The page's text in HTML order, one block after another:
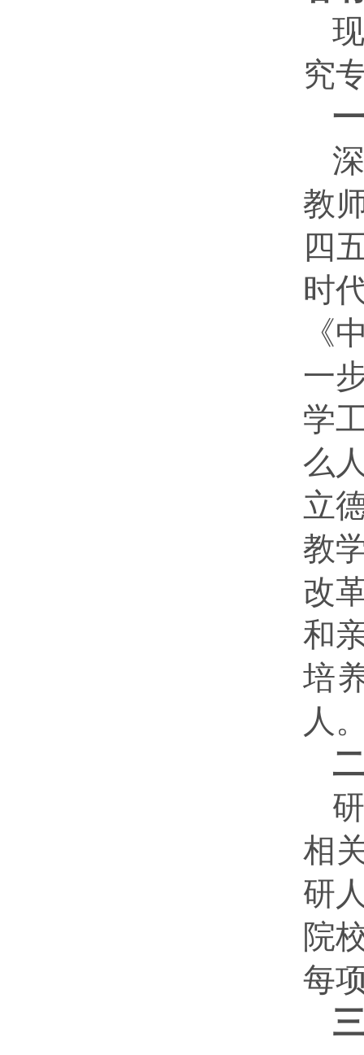
究
教
四
时
《
一
学
么
立
教
改
和
培
人
相
研
院
每